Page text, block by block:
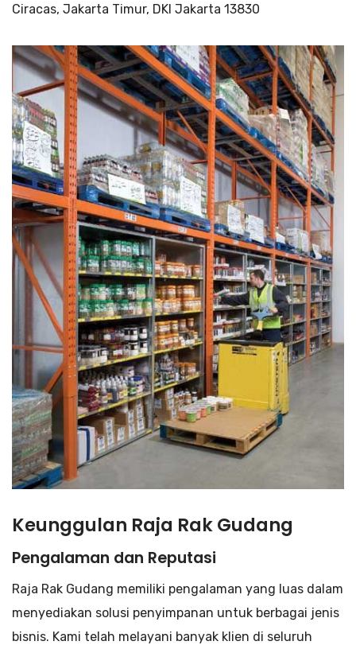
Ciracas, Jakarta Timur, DKI Jakarta 13830
Keunggulan Raja Rak Gudang
Pengalaman dan Reputasi
Raja Rak Gudang memiliki pengalaman yang luas dalam
menyediakan solusi penyimpanan untuk berbagai jenis
bisnis. Kami telah melayani banyak klien di seluruh